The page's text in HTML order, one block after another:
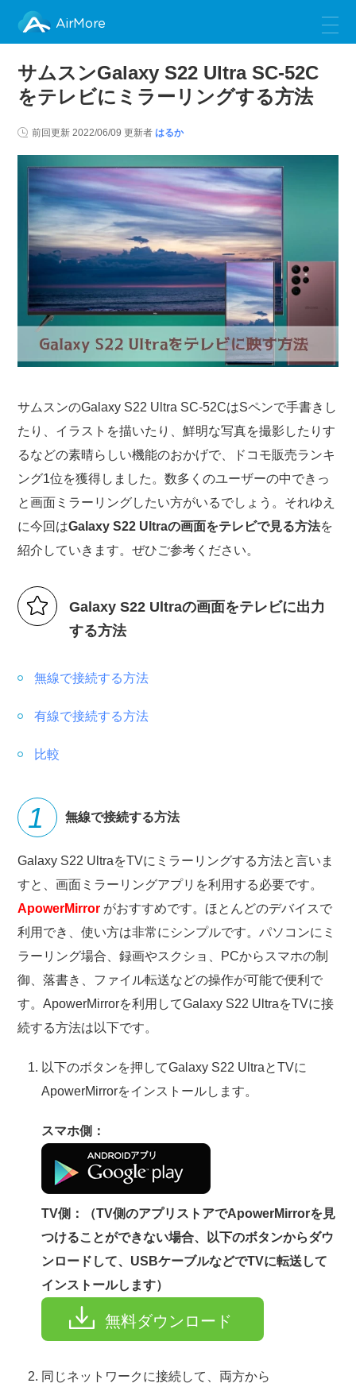
AirMore
サムスンGalaxy S22 Ultra SC-52C
をテレビにミラーリングする方法
前回更新2022/06/09 更新者はるか
サムスンのGalaxy S22 Ultra SC-52CはSペンで手書きし
たり、イラストを描いたり、鮮明な写真を撮影したりす
るなどの素晴らしい機能のおかげで、ドコモ販売ランキ
ング1位を獲得しました。数多くのユーザーの中できっ
と画面ミラーリングしたい方がいるでしょう。それゆえ
に今回はGalaxy S22 Ultraの画面をテレビで見る方法を
紹介していきます。ぜひご参考ください。
Galaxy S22 Ultraの画面をテレビに出力
する方法
無線で接続する方法
有線で接続する方法
比較
無線で接続する方法
Galaxy S22 UltraをTVにミラーリングする方法と言いま
すと、画面ミラーリングアプリを利用する必要です。
ApowerMirror がおすすめです。ほとんどのデバイスで
利用でき、使い方は非常にシンプルです。パソコンにミ
ラーリング場合、録画やスクショ、PCからスマホの制
御、落書き、ファイル転送などの操作が可能で便利で
す。ApowerMirrorを利用してGalaxy S22 UltraをTVに接
続する方法は以下です。
以下のボタンを押してGalaxy S22 UltraとTVに
ApowerMirrorをインストールします。
スマホ側：
TV側：（TV側のアプリストアでApowerMirrorを見
つけることができない場合、以下のボタンからダウ
ンロードして、USBケーブルなどでTVに転送して
インストールします）
無料ダウンロード
同じネットワークに接続して、両方から